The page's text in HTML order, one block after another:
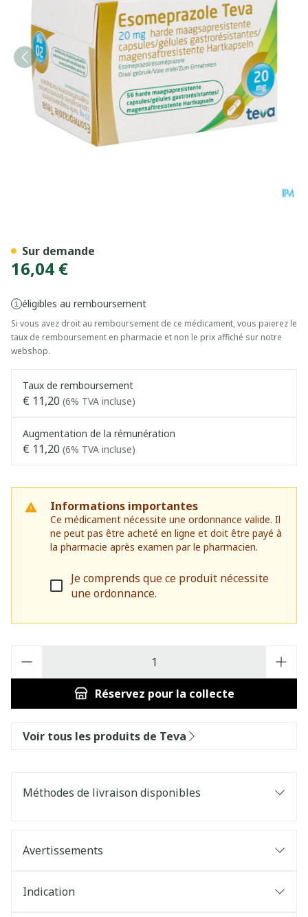
16,04 €
éligibles au remboursement
Si vous avez droit au remboursement de ce médicament, vous paierez le
taux de remboursement en pharmacie et non le prix affiché sur notre
webshop.
Taux de remboursement
€ 11,20 (6% TVA incluse)
Augmentation de la rémunération
€ 11,20 (6% TVA incluse)
Informations importantes
Ce médicament nécessite une ordonnance valide. Il
ne peut pas être acheté en ligne et doit être payé à
la pharmacie après examen par le pharmacien.
Je comprends que ce produit nécessite
une ordonnance.
Réservez pour la collecte
Sur demande
Voir tous les produits de Teva
Méthodes de livraison disponibles
Avertissements
Indication